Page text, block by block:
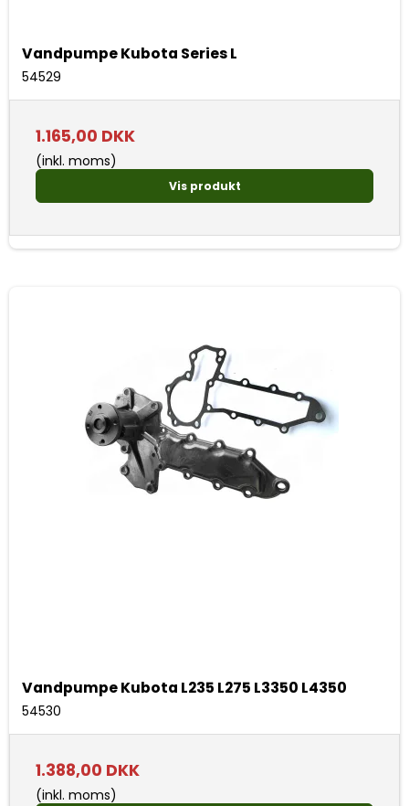
Vandpumpe Kubota Series L
54529
1.165,00 DKK
(inkl. moms)
Vis produkt
Vandpumpe Kubota L235 L275 L3350 L4350
54530
1.388,00 DKK
(inkl. moms)